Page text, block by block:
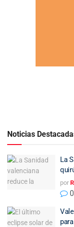
Noticias
La
por
0